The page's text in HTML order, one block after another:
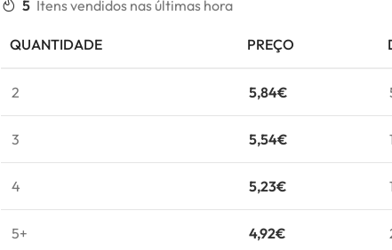
5 Itens vendidos nas últimas hora
QUANTIDADE PREÇO
2 5,84€
3 5,54€
4 5,23€
5+ 4,92€